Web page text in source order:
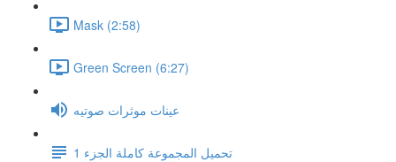
Mask (2:58)
Green Screen (6:27)
عينات موثرات صوتيه
تحميل المجموعة كاملة الجزء 1